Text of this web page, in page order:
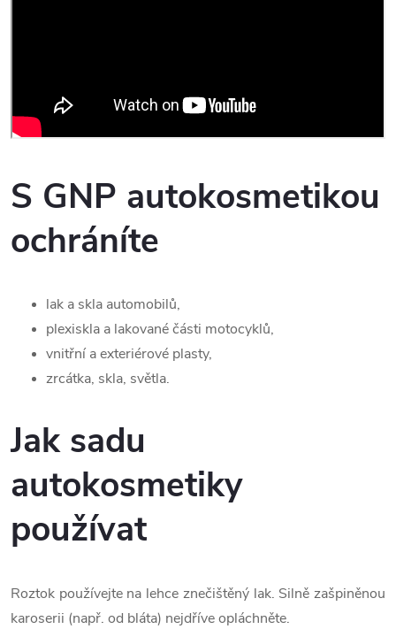
S GNP autokosmetikou
ochráníte
lak a skla automobilů,
plexiskla a lakované části motocyklů,
vnitřní a exteriérové plasty,
zrcátka, skla, světla.
Jak sadu
autokosmetiky
používat
Roztok používejte na lehce znečištěný lak. Silně zašpiněnou
karoserii (např. od bláta) nejdříve opláchněte.